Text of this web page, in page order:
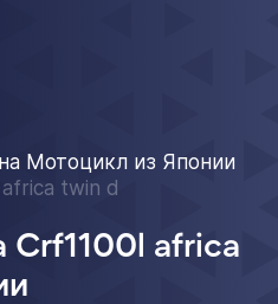
Мотоцикл из Японии
twin d
africa